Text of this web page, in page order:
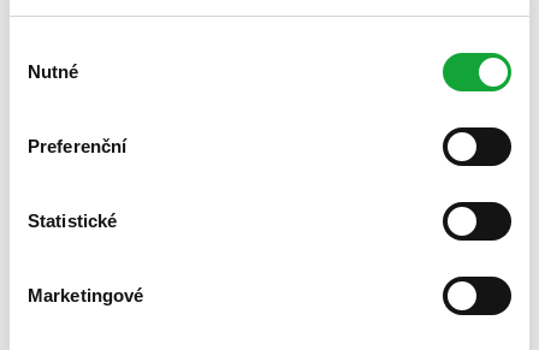
souhlasu
Nutné
Preferenční
Statistické
Marketingové